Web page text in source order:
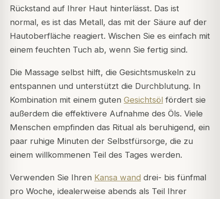
Rückstand auf Ihrer Haut hinterlässt. Das ist
normal, es ist das Metall, das mit der Säure auf der
Hautoberfläche reagiert. Wischen Sie es einfach mit
einem feuchten Tuch ab, wenn Sie fertig sind.
Die Massage selbst hilft, die Gesichtsmuskeln zu
entspannen und unterstützt die Durchblutung. In
Kombination mit einem guten Gesichtsöl fördert sie
außerdem die effektivere Aufnahme des Öls. Viele
Menschen empfinden das Ritual als beruhigend, ein
paar ruhige Minuten der Selbstfürsorge, die zu
einem willkommenen Teil des Tages werden.
Verwenden Sie Ihren Kansa wand drei- bis fünfmal
pro Woche, idealerweise abends als Teil Ihrer